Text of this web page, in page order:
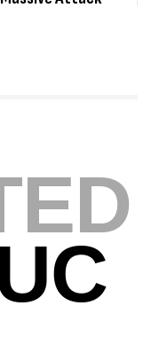
35
bateaux